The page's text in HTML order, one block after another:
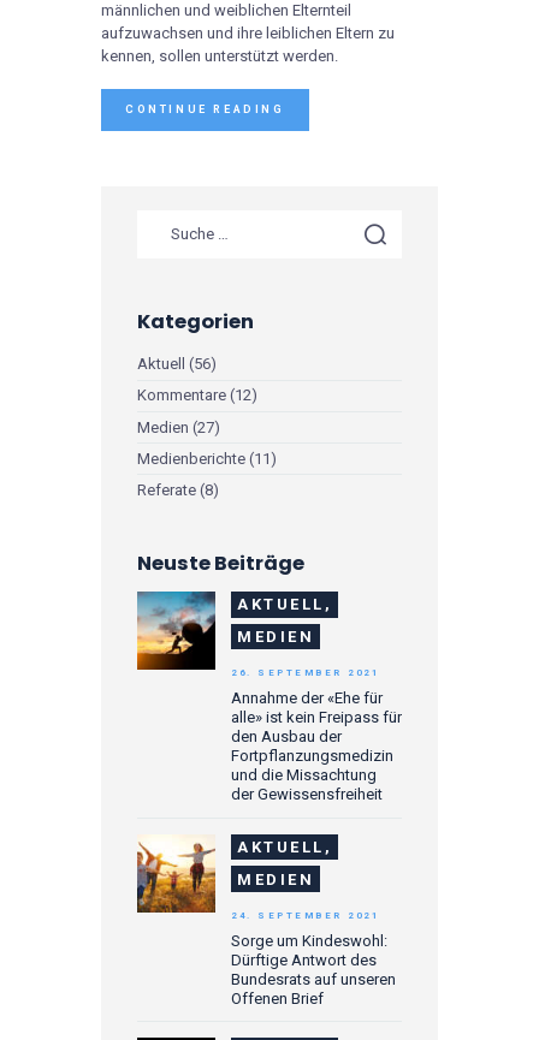
männlichen und weiblichen Elternteil
aufzuwachsen und ihre leiblichen Eltern zu
kennen, sollen unterstützt werden.
CONTINUE READING
Kategorien
Aktuell (56)
Kommentare (12)
Medien (27)
Medienberichte (11)
Referate (8)
Neuste Beiträge
AKTUELL,
MEDIEN
Annahme der «Ehe für
alle» ist kein Freipass für
den Ausbau der
Fortpflanzungsmedizin
und die Missachtung
der Gewissensfreiheit
26. SEPTEMBER 2021
AKTUELL,
MEDIEN
Sorge um Kindeswohl:
Dürftige Antwort des
Bundesrats auf unseren
Offenen Brief
24. SEPTEMBER 2021